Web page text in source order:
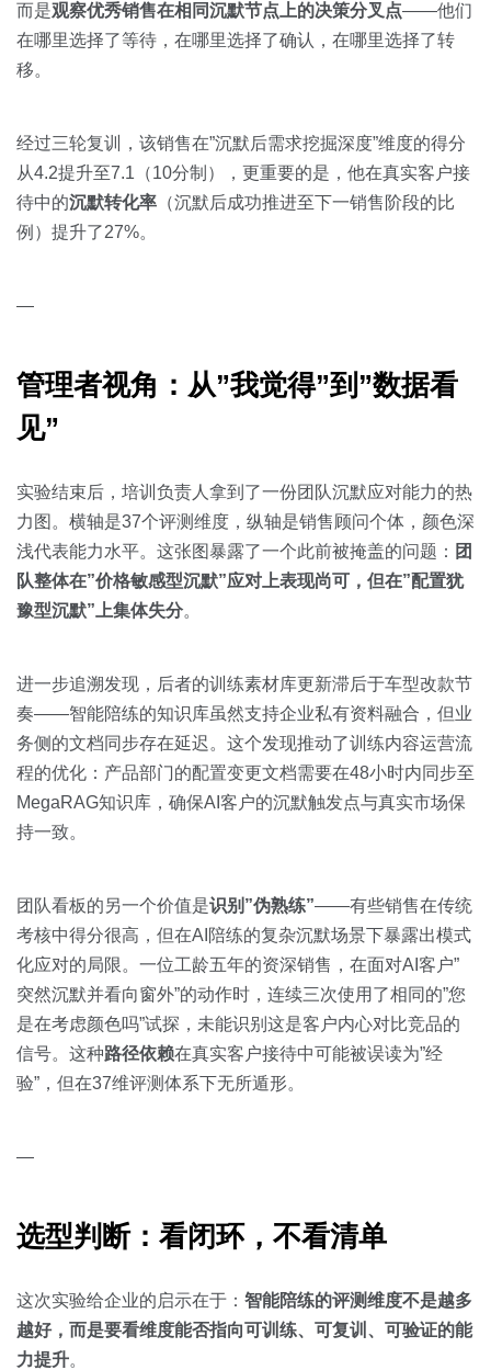
而是观察优秀销售在相同沉默节点上的决策分叉点——他们
在哪里选择了等待，在哪里选择了确认，在哪里选择了转
移。
经过三轮复训，该销售在”沉默后需求挖掘深度”维度的得分
从4.2提升至7.1（10分制），更重要的是，他在真实客户接
待中的沉默转化率 （沉默后成功推进至下一销售阶段的比
例）提升了27%。
—
管理者视角：从”我觉得”到”数据看
见”
实验结束后，培训负责人拿到了一份团队沉默应对能力的热
力图。横轴是37个评测维度，纵轴是销售顾问个体，颜色深
浅代表能力水平。这张图暴露了一个此前被掩盖的问题： 团
队整体在”价格敏感型沉默”应对上表现尚可，但在”配置犹
豫型沉默”上集体失分。
进一步追溯发现，后者的训练素材库更新滞后于车型改款节
奏——智能陪练的知识库虽然支持企业私有资料融合，但业
务侧的文档同步存在延迟。这个发现推动了训练内容运营流
程的优化：产品部门的配置变更文档需要在48小时内同步至
MegaRAG知识库，确保AI客户的沉默触发点与真实市场保
持一致。
团队看板的另一个价值是识别”伪熟练”——有些销售在传统
考核中得分很高，但在AI陪练的复杂沉默场景下暴露出模式
化应对的局限。一位工龄五年的资深销售，在面对AI客户”
突然沉默并看向窗外”的动作时，连续三次使用了相同的”您
是在考虑颜色吗”试探，未能识别这是客户内心对比竞品的
信号。这种路径依赖在真实客户接待中可能被误读为”经
验”，但在37维评测体系下无所遁形。
—
选型判断：看闭环，不看清单
这次实验给企业的启示在于： 智能陪练的评测维度不是越多
越好，而是要看维度能否指向可训练、可复训、可验证的能
力提升。